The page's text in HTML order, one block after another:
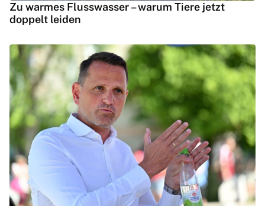
Zu warmes Flusswasser – warum Tiere jetzt
doppelt leiden